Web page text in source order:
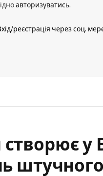
авторизуватись.
реєстрація через соц.
у